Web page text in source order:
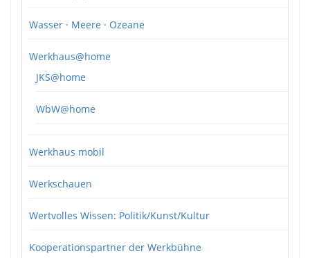
Wasser · Meere · Ozeane
Werkhaus@home
JKS@home
WbW@home
Werkhaus mobil
Werkschauen
Wertvolles Wissen: Politik/Kunst/Kultur
Kooperationspartner der Werkbühne